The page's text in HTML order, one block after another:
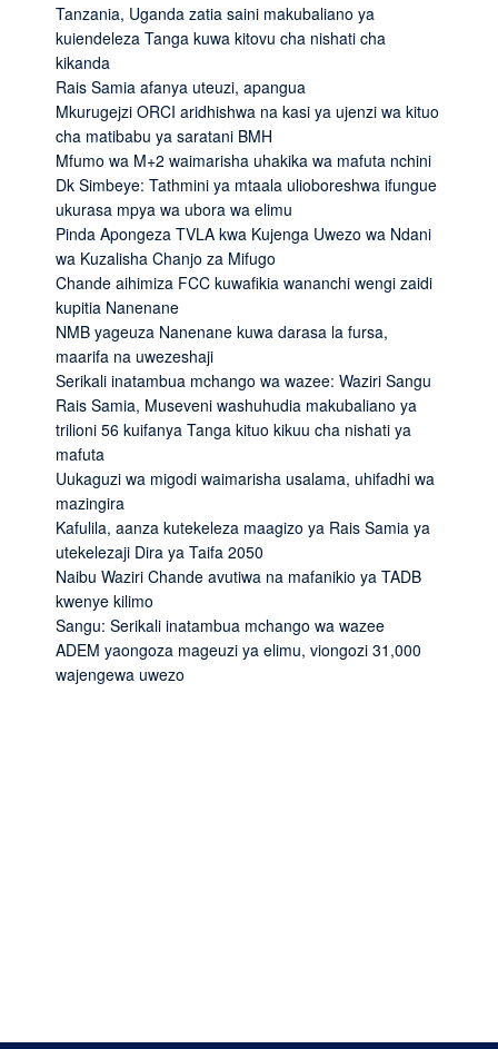
Tanzania, Uganda zatia saini makubaliano ya
kuiendeleza Tanga kuwa kitovu cha nishati cha
kikanda
Rais Samia afanya uteuzi, apangua
Mkurugejzi ORCI aridhishwa na kasi ya ujenzi wa kituo
cha matibabu ya saratani BMH
Mfumo wa M+2 waimarisha uhakika wa mafuta nchini
Dk Simbeye: Tathmini ya mtaala ulioboreshwa ifungue
ukurasa mpya wa ubora wa elimu
Pinda Apongeza TVLA kwa Kujenga Uwezo wa Ndani
wa Kuzalisha Chanjo za Mifugo
Chande aihimiza FCC kuwafikia wananchi wengi zaidi
kupitia Nanenane
NMB yageuza Nanenane kuwa darasa la fursa,
maarifa na uwezeshaji
Serikali inatambua mchango wa wazee: Waziri Sangu
Rais Samia, Museveni washuhudia makubaliano ya
trilioni 56 kuifanya Tanga kituo kikuu cha nishati ya
mafuta
Uukaguzi wa migodi waimarisha usalama, uhifadhi wa
mazingira
Kafulila, aanza kutekeleza maagizo ya Rais Samia ya
utekelezaji Dira ya Taifa 2050
Naibu Waziri Chande avutiwa na mafanikio ya TADB
kwenye kilimo
Sangu: Serikali inatambua mchango wa wazee
ADEM yaongoza mageuzi ya elimu, viongozi 31,000
wajengewa uwezo